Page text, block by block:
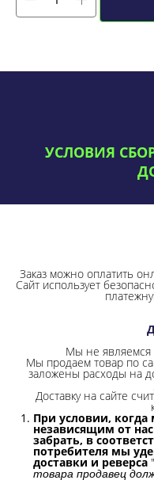
УСЛОВИЯ
Заказ можно оплатить
Сайт использует
Мы не являемся
Мы продаем товар по
заложены расходы на
Доставку на сайте
При условии,
независящим от
забрать, в
потребителя мы
доставки и реверса "
товара продавец